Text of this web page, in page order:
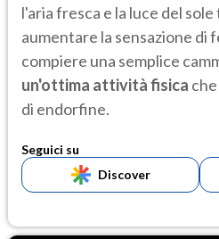
l'aria fresca e la luce del
aumentare la sensazione di
compiere una semplice
un'ottima attività fisica
di endorfine.
Seguici su
Discover